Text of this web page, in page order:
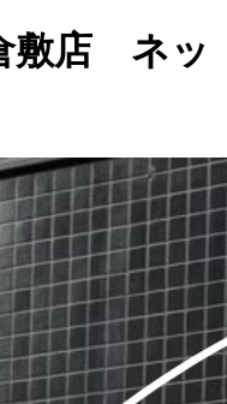
敷店 ネッ